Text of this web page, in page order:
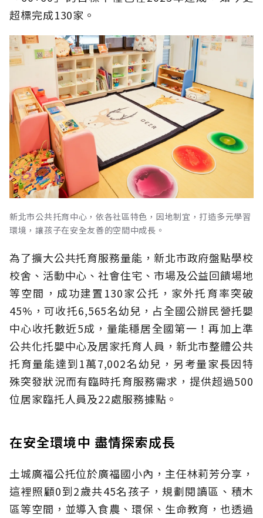
超標完成130家。
新北市公共托育中心，依各社區特色，因地制宜，打造多元學習
環境，讓孩子在安全友善的空間中成長。
為了擴大公共托育服務量能，新北市政府盤點學校
校舍、活動中心、社會住宅、市場及公益回饋場地
等空間，成功建置130家公托，家外托育率突破
45%，可收托6,565名幼兒，占全國公辦民營托嬰
中心收托數近5成，量能穩居全國第一！再加上準
公共化托嬰中心及居家托育人員，新北市整體公共
托育量能達到1萬7,002名幼兒，另考量家長因特
殊突發狀況而有臨時托育服務需求，提供超過500
位居家臨托人員及22處服務據點。
在安全環境中 盡情探索成長
土城廣福公托位於廣福國小內，主任林莉芳分享，
這裡照顧0到2歲共45名孩子，規劃閱讀區、積木
區等空間，並導入食農、環保、生命教育，也透過